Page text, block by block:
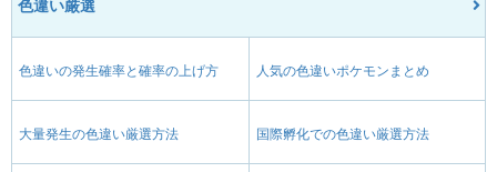
色違い厳選
色違いの発生確率と確率の上げ方 人気の色違いポケモンまとめ
大量発生の色違い厳選方法 国際孵化での色違い厳選方法